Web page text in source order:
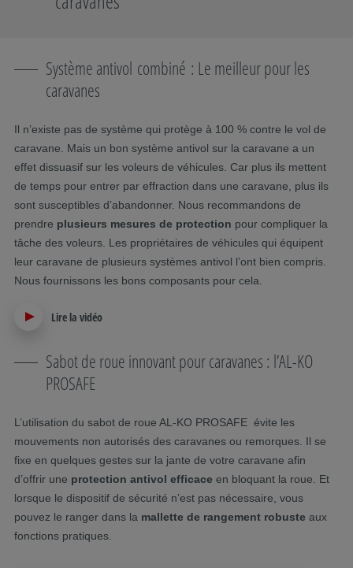
Système antivol combiné : Le meilleur pour les
caravanes
Il n’existe pas de système qui protège à 100 % contre le vol de
caravane. Mais un bon système antivol sur la caravane a un
effet dissuasif sur les voleurs de véhicules. Car plus ils mettent
de temps pour entrer par effraction dans une caravane, plus ils
sont susceptibles d’abandonner. Nous recommandons de
prendre plusieurs mesures de protection pour compliquer la
tâche des voleurs. Les propriétaires de véhicules qui équipent
leur caravane de plusieurs systèmes antivol l’ont bien compris.
Nous fournissons les bons composants pour cela.
Lire la vidéo
Sabot de roue innovant pour caravanes : l’AL-KO
PROSAFE
L’utilisation du sabot de roue AL-KO PROSAFE évite les
mouvements non autorisés des caravanes ou remorques. Il se
fixe en quelques gestes sur la jante de votre caravane afin
d’offrir une protection antivol efficace en bloquant la roue. Et
lorsque le dispositif de sécurité n’est pas nécessaire, vous
pouvez le ranger dans la mallette de rangement robuste aux
fonctions pratiques.